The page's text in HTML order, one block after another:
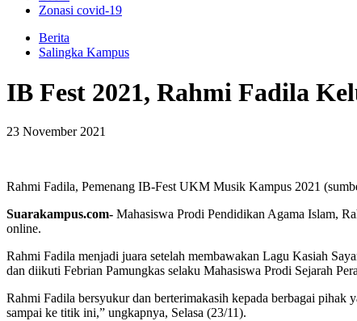
Zonasi covid-19
Berita
Salingka Kampus
IB Fest 2021, Rahmi Fadila
23 November 2021
Rahmi Fadila, Pemenang IB-Fest UKM Musik Kampus 2021
Suarakampus.com- Mahasiswa Prodi Pendidikan Agama Islam,
online.
Rahmi Fadila menjadi juara setelah membawakan Lagu Kasiah
dan diikuti Febrian Pamungkas selaku Mahasiswa Prodi Sejarah
Rahmi Fadila bersyukur dan berterimakasih kepada berbagai pihak
sampai ke titik ini,” ungkapnya, Selasa (23/11).